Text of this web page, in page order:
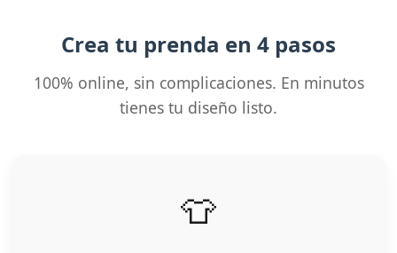
Crea tu prenda en 4 pasos
100% online, sin complicaciones. En minutos
tienes tu diseño listo.
👕